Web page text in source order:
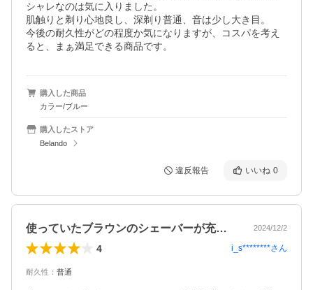
シャレなのは気に入りました。
肌触りと剃り心地良し、深剃り普通、音は少し大き目。
今後の耐久性がどの程度か気になりますが、コスパを考え
ると、まぁ満足できる商品です。
購入した商品
カラー/ブルー
購入したストア
Belando
違反報告 いいね 0
使っていたブラウンのシェーバーが充電不… 2024/12/2
4 i_s********さん
耐久性 ： 普通